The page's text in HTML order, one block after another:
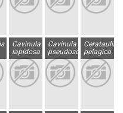
Cavinula
lapidosa
Cavinula
pseudoscutiformis
Cerataulina
pelagica